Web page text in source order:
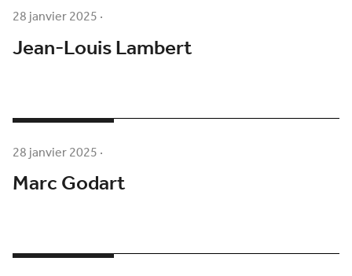
28 janvier 2025·
Jean-Louis Lambert
28 janvier 2025·
Marc Godart